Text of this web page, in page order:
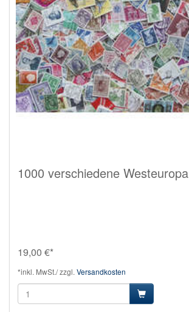
1000 verschiedene Westeuropa
19,00 €*
*inkl. MwSt./ zzgl. Versandkosten